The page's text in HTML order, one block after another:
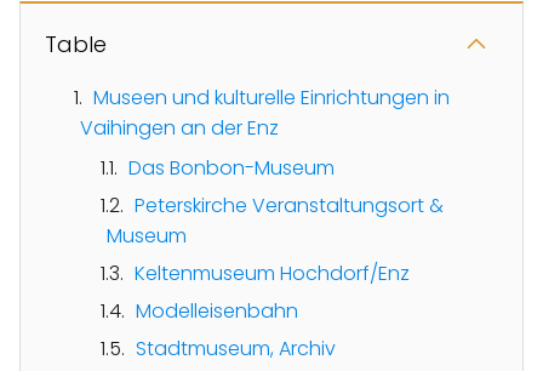
Table
Museen und kulturelle Einrichtungen in
Vaihingen an der Enz
Das Bonbon-Museum
Peterskirche Veranstaltungsort &
Museum
Keltenmuseum Hochdorf/Enz
Modelleisenbahn
Stadtmuseum, Archiv